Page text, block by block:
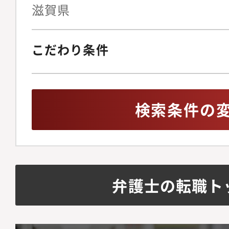
滋賀県
こだわり条件
検索条件の
弁護士の転職ト